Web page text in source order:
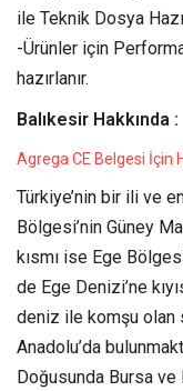
ile Teknik Dosya
-Ürünler için
hazırlanır.
Balıkesir Hakkında :
Agrega CE Belgesi İçin
Türkiye’nin bir ili ve
Bölgesi’nin Güney
kısmı ise Ege
de Ege Denizi’ne
deniz ile komşu olan
Anadolu’da
Doğusunda Bursa ve